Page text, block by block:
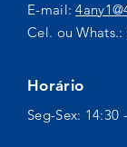
E-mail:
Cel. ou Whats.:
Horário
Seg-Sex: 14:30